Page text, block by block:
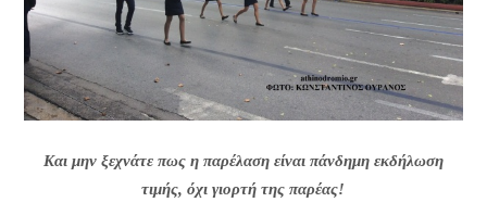
Και μην ξεχνάτε πως ηπαρέλαση είναι πάνδημη εκδήλωση
τιμής, όχι γιορτή της παρέας!